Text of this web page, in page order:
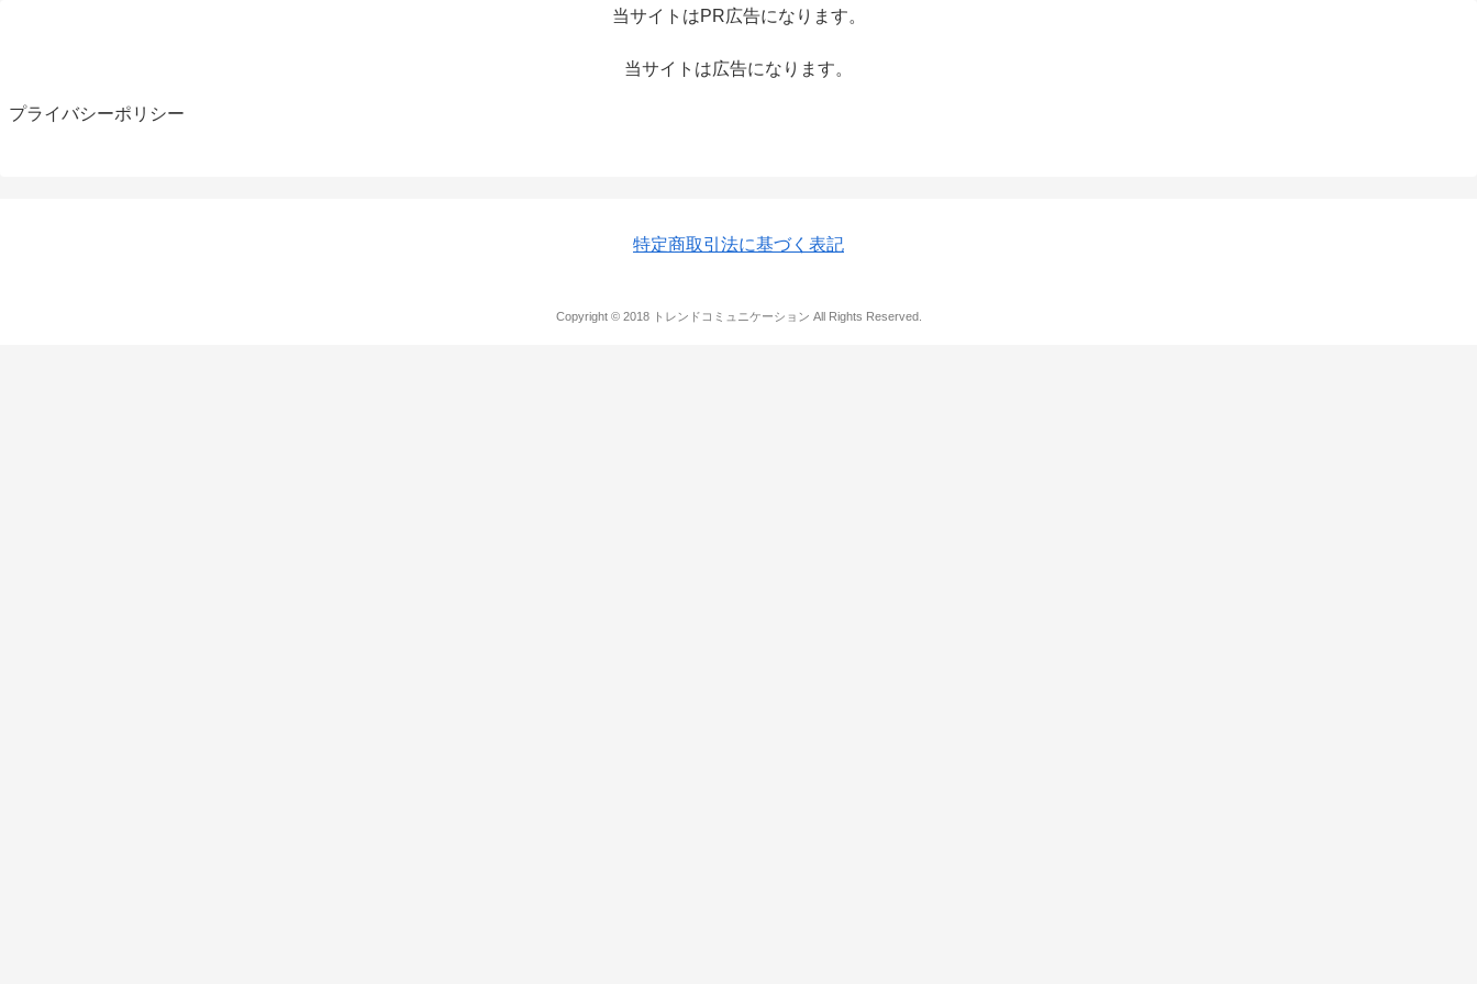
当サイトはPR広告になります。
当サイトは広告になります。
プライバシーポリシー
特定商取引法に基づく表記
Copyright © 2018 トレンドコミュニケーション All Rights Reserved.